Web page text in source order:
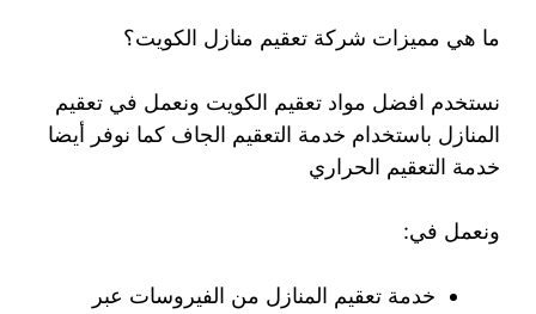
ما هي مميزات شركة تعقيم منازل الكويت؟
نستخدم افضل مواد تعقيم الكويت ونعمل في تعقيم
المنازل باستخدام خدمة التعقيم الجاف كما نوفر أيضا
خدمة التعقيم الحراري
ونعمل في:
خدمة تعقيم المنازل من الفيروسات عبر